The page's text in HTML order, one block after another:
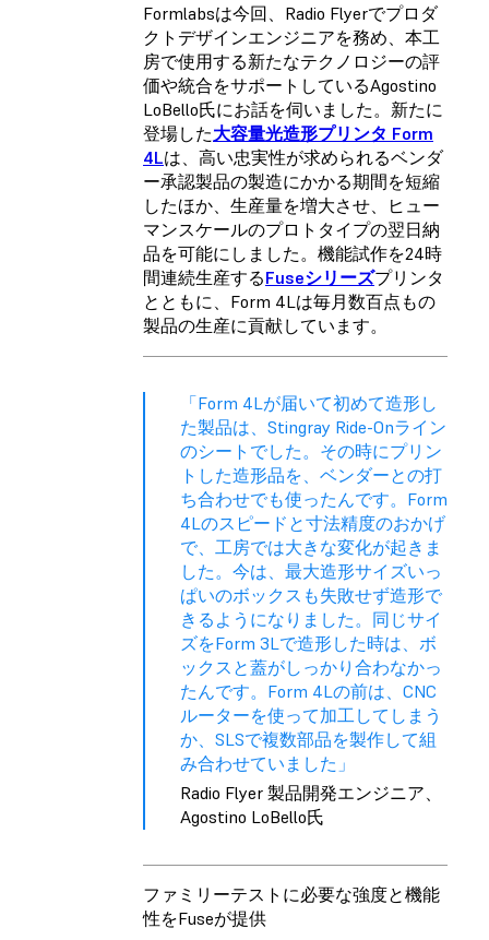
Formlabsは今回、Radio Flyerでプロダ
クトデザインエンジニアを務め、本工
房で使用する新たなテクノロジーの評
価や統合をサポートしているAgostino
LoBello氏にお話を伺いました。新たに
登場した大容量光造形プリンタ Form
4Lは、高い忠実性が求められるベンダ
ー承認製品の製造にかかる期間を短縮
したほか、生産量を増大させ、ヒュー
マンスケールのプロトタイプの翌日納
品を可能にしました。機能試作を24時
間連続生産するFuseシリーズプリンタ
とともに、Form 4Lは毎月数百点もの
製品の生産に貢献しています。
「Form 4Lが届いて初めて造形し
た製品は、Stingray Ride-Onライン
のシートでした。その時にプリン
トした造形品を、ベンダーとの打
ち合わせでも使ったんです。Form
4Lのスピードと寸法精度のおかげ
で、工房では大きな変化が起きま
した。今は、最大造形サイズいっ
ぱいのボックスも失敗せず造形で
きるようになりました。同じサイ
ズをForm 3Lで造形した時は、ボ
ックスと蓋がしっかり合わなかっ
たんです。Form 4Lの前は、CNC
ルーターを使って加工してしまう
か、SLSで複数部品を製作して組
み合わせていました」
Radio Flyer 製品開発エンジニア、
Agostino LoBello氏
ファミリーテストに必要な強度と機能
性をFuseが提供